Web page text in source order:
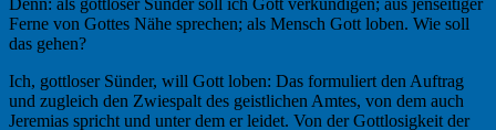
Ferne von Gottes Nähe sprechen; als Mensch Gott loben. Wie soll
das gehen?
Ich, gottloser Sünder, will Gott loben: Das formuliert den Auftrag
und zugleich den Zwiespalt des geistlichen Amtes, von dem auch
Jeremias spricht und unter dem er leidet. Von der Gottlosigkeit der